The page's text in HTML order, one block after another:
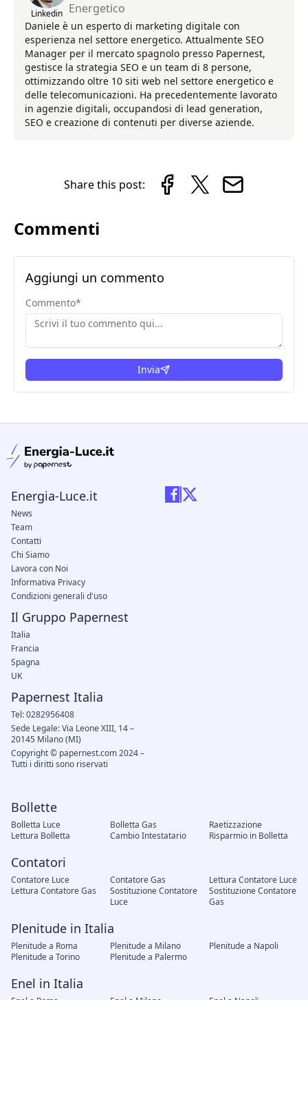
Linkedin Energetico
Daniele è un esperto di marketing digitale con
esperienza nel settore energetico. Attualmente SEO
Manager per il mercato spagnolo presso Papernest,
gestisce la strategia SEO e un team di 8 persone,
ottimizzando oltre 10 siti web nel settore energetico e
delle telecomunicazioni. Ha precedentemente lavorato
in agenzie digitali, occupandosi di lead generation,
SEO e creazione di contenuti per diverse aziende.
Share this post:
Commenti
Aggiungi un commento
Commento*
Invia
Bollette
Bolletta Luce Bolletta Gas
Raetizzazione
Lettura Bolletta
Cambio Intestatario Risparmio in Bolletta
Contatori
Contatore Luce Contatore Gas
Lettura Contatore Luce
Lettura Contatore Gas
Sostituzione Contatore
Luce
Sostituzione Contatore
Gas
Plenitude in Italia
Plenitude a Roma Plenitude a Milano
Plenitude a Napoli
Plenitude a Torino
Plenitude a Palermo
Enel in Italia
Enel a Roma Enel a Milano
Enel a Napoli
Energia-Luce.it
News
Team
Contatti
Chi Siamo
Lavora con Noi
Informativa Privacy
Condizioni generali d'uso
Il Gruppo Papernest
Italia
Francia
Spagna
UK
Papernest Italia
Tel: 0282956408
Sede Legale: Via Leone XIII, 14 –
20145 Milano (MI)
Copyright © papernest.com 2024 –
Tutti i diritti sono riservati